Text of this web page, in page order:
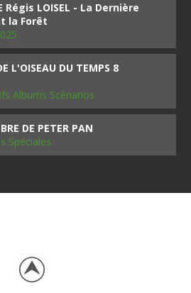
Régis LOISEL - La Dernière
la Forêt
L'OISEAU DU TEMPS 8
Albums Scénarios
DE PETER PAN
Spéciales